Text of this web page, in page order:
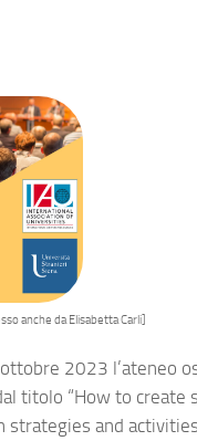
anche da Elisabetta Carli]
2023 l’ateneo
titolo “How to create
strategies and